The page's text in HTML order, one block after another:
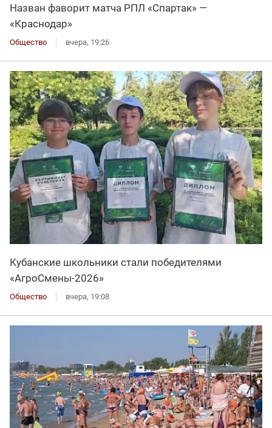
Назван фаворит матча РПЛ «Спартак» —
«Краснодар»
Общество вчера, 19:26
Кубанские школьники стали победителями
«АгроСмены-2026»
Общество вчера, 19:08